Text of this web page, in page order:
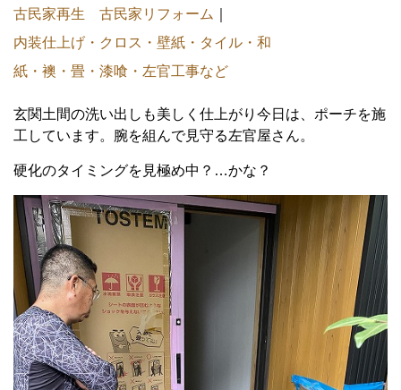
古民家再生 古民家リフォーム
内装仕上げ・クロス・壁紙・タイル・和
紙・襖・畳・漆喰・左官工事など
玄関土間の洗い出しも美しく仕上がり今日は、ポーチを施
工しています。腕を組んで見守る左官屋さん。
硬化のタイミングを見極め中？…かな？